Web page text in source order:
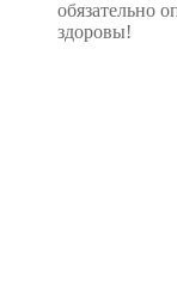
обязательно
здоровы!